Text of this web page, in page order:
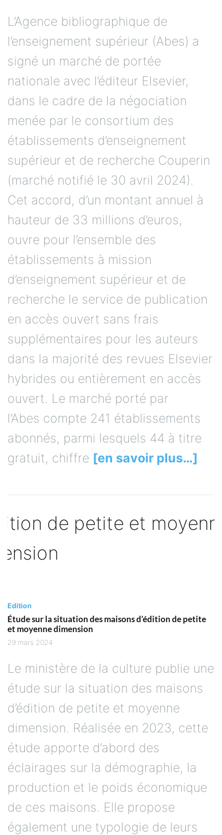
L’Agence bibliographique de
l’enseignement supérieur (Abes) a
signé un marché de portée
nationale avec l’éditeur Elsevier,
dans le cadre de la négociation
menée par le consortium des
établissements d’enseignement
supérieur et de recherche Couperin
(marché notifié le 30 avril 2024).
Cet accord, d’un montant annuel à
hauteur de 33 millions d’euros,
ouvre pour l’ensemble des
établissements à mission
d’enseignement supérieur et de
recherche le service de publication
en accès ouvert sans frais
supplémentaires pour les auteurs
dans la majorité des revues Elsevier
hybrides ou entièrement en accès
ouvert. Le marché porté par
l’Abes compte 241 établissements
abonnés, parmi lesquels 44 à titre
gratuit, chiffre [en savoir plus…]
Edition
Étude sur la situation des maisons d’édition de petite
et moyenne dimension
29 mars 2024
Le ministère de la culture publie une
étude sur la situation des maisons
d’édition de petite et moyenne
dimension. Réalisée en 2023, cette
étude apporte d’abord des
éclairages sur la démographie, la
production et le poids économique
de ces maisons. Elle propose
également une typologie de leurs